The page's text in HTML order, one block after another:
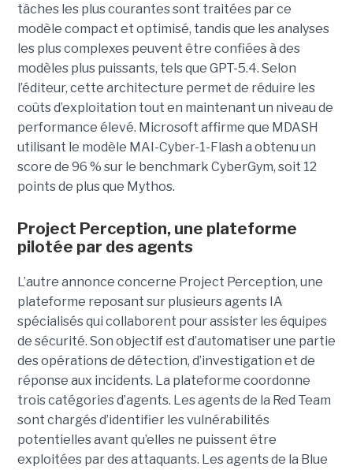
tâches les plus courantes sont traitées par ce
modèle compact et optimisé, tandis que les analyses
les plus complexes peuvent être confiées à des
modèles plus puissants, tels que GPT-5.4. Selon
l’éditeur, cette architecture permet de réduire les
coûts d’exploitation tout en maintenant un niveau de
performance élevé. Microsoft affirme que MDASH
utilisant le modèle MAI-Cyber-1-Flash a obtenu un
score de 96 % sur le benchmark CyberGym, soit 12
points de plus que Mythos.
Project Perception, une plateforme
pilotée par des agents
L’autre annonce concerne Project Perception, une
plateforme reposant sur plusieurs agents IA
spécialisés qui collaborent pour assister les équipes
de sécurité. Son objectif est d’automatiser une partie
des opérations de détection, d’investigation et de
réponse aux incidents. La plateforme coordonne
trois catégories d’agents. Les agents de la Red Team
sont chargés d’identifier les vulnérabilités
potentielles avant qu’elles ne puissent être
exploitées par des attaquants. Les agents de la Blue